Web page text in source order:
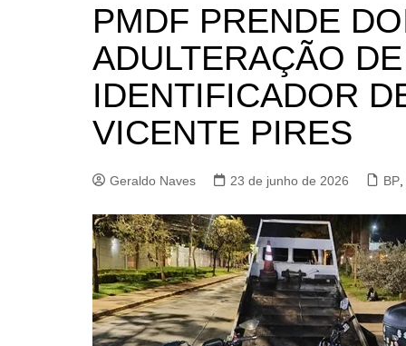
PMDF PRENDE
ADULTERAÇÃO
IDENTIFICADOR
VICENTE PIRES
Geraldo Naves 23 de junho de 2026 BP